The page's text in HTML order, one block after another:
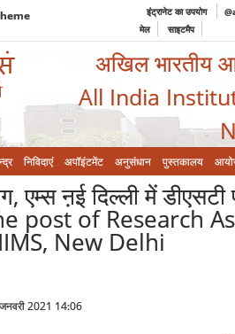
इंट्रानेट का उपयोग
मेल
साइटमैप
अखिल भारतीय
All India
निविदाएं अपॉइंटमेंट अनुसंधान पुस्तकालय
एम्स ऩई दिल्ली में
post of Research
New Delhi
2021 14:06